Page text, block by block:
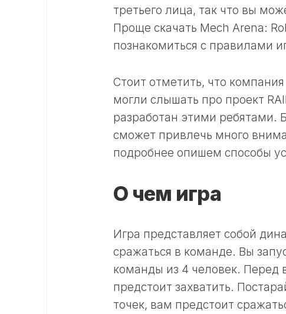
третьего лица, так что вы
Проще скачать Mech Arena:
познакомиться с правилами
Стоит отметить, что
могли слышать про проект
разработан этими ребятами.
сможет привлечь много
подробнее опишем способы
О чем игра
Игра представляет собой
сражаться в команде. Вы
команды из 4 человек. Перед
предстоит захватить.
точек, вам предстоит